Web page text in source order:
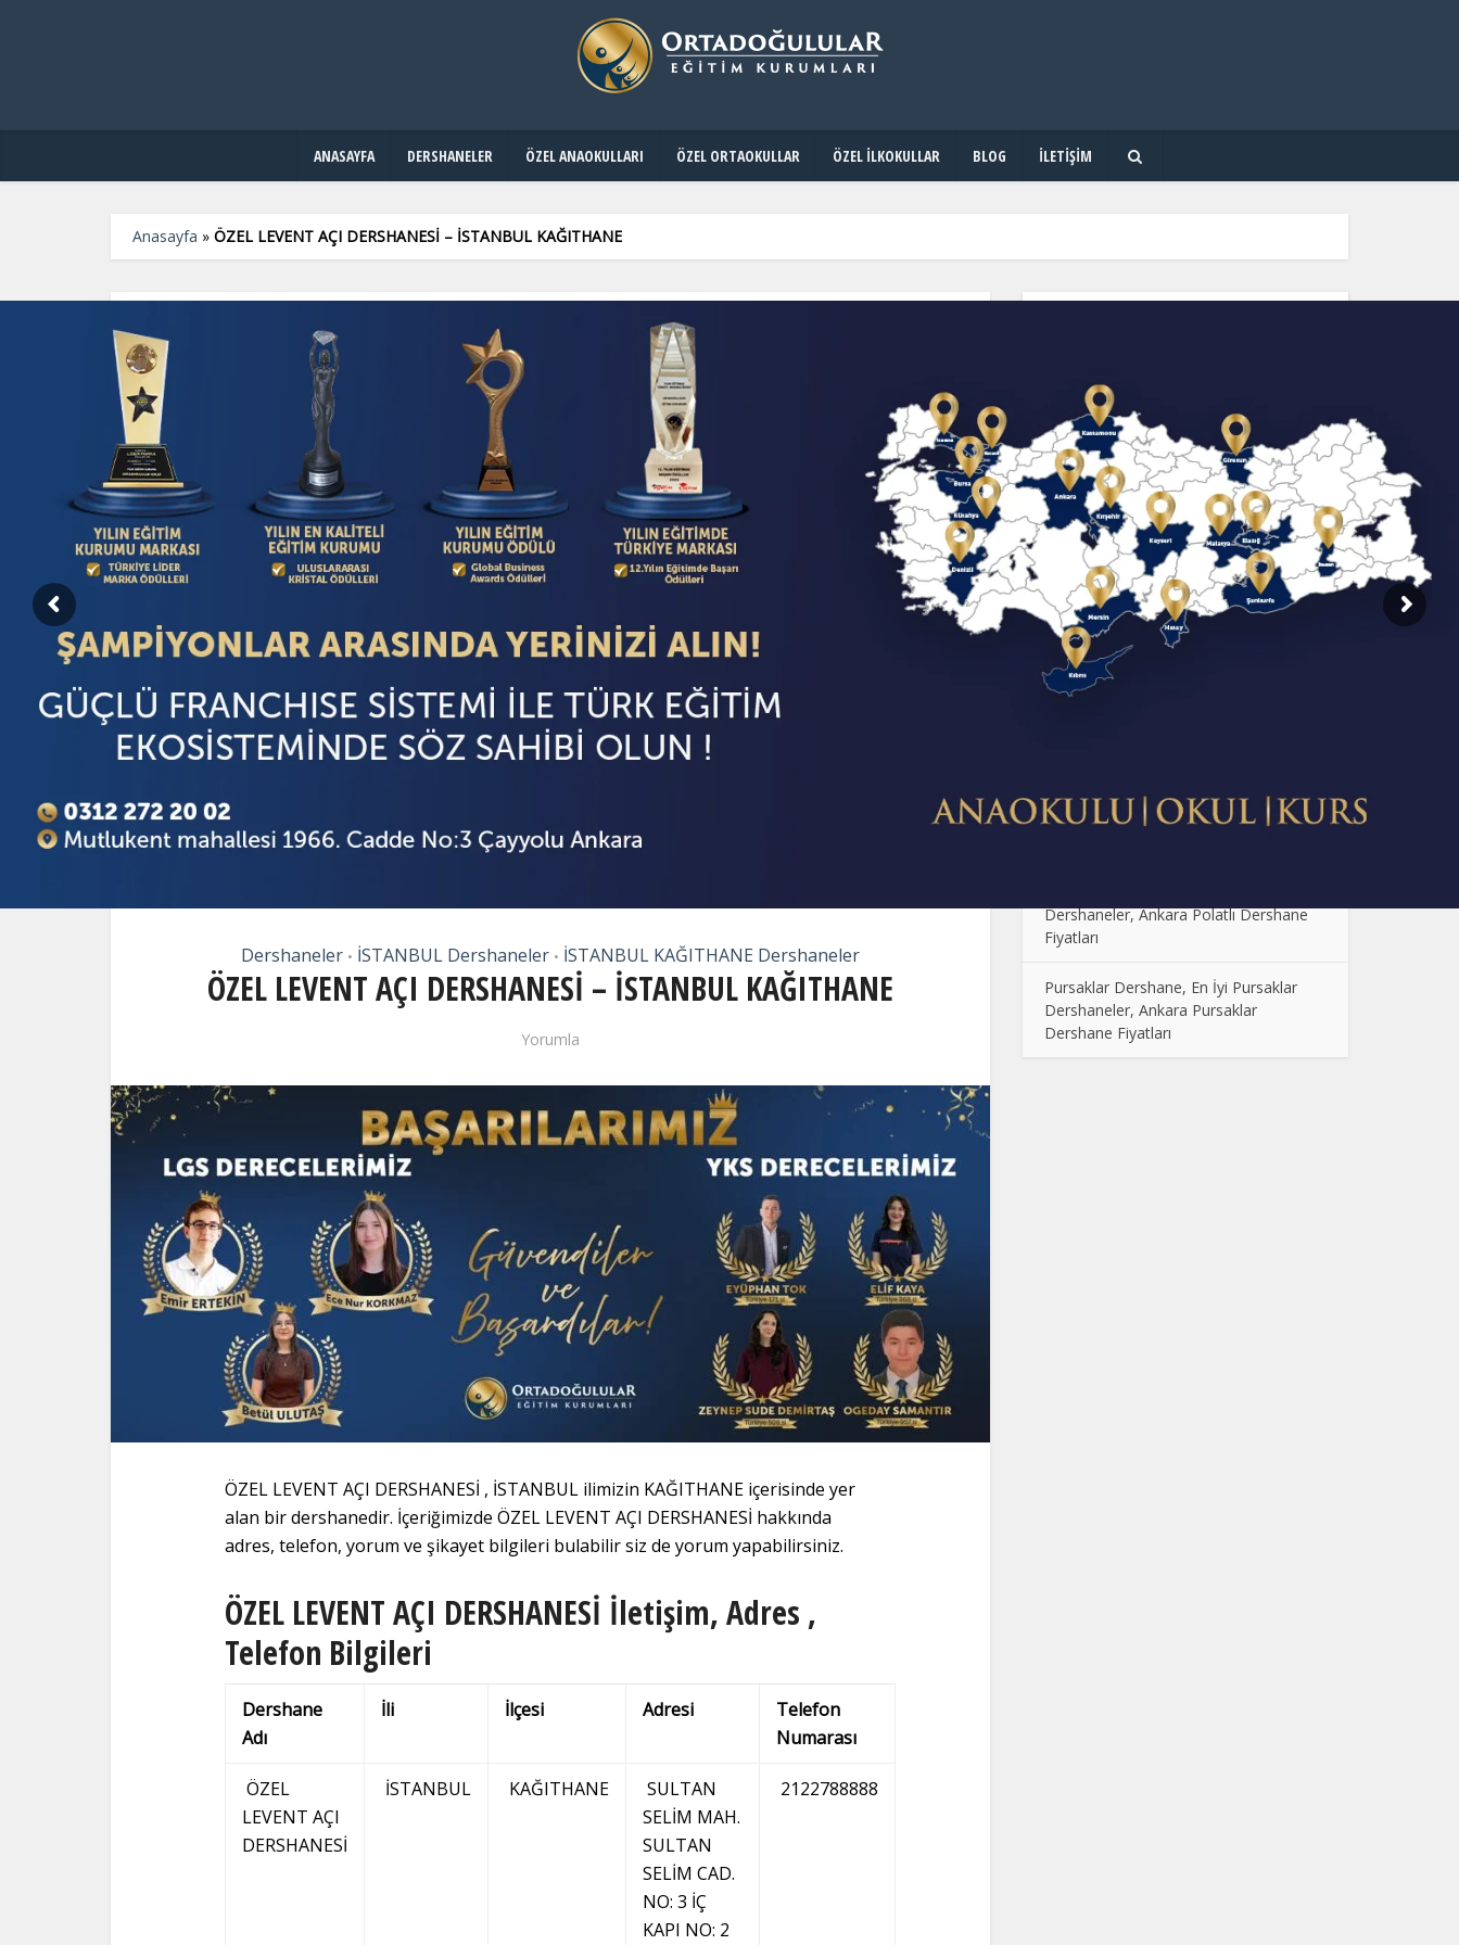
ANASAYFA DERSHANELER ÖZEL ANAOKULLARI ÖZEL ORTAOKULLAR ÖZEL İLKOKULLAR BLOG İLETIŞIM
Anasayfa » ÖZEL LEVENT AÇI DERSHANESİ – İSTANBUL KAĞITHANE
Dershaneler • İSTANBUL Dershaneler • İSTANBUL KAĞITHANE Dershaneler
ÖZEL LEVENT AÇI DERSHANESİ – İSTANBUL KAĞITHANE
Yorumla
ÖZEL LEVENT AÇI DERSHANESİ , İSTANBUL ilimizin KAĞITHANE içerisinde yer
alan bir dershanedir. İçeriğimizde ÖZEL LEVENT AÇI DERSHANESİ hakkında
adres, telefon, yorum ve şikayet bilgileri bulabilir siz de yorum yapabilirsiniz.
ÖZEL LEVENT AÇI DERSHANESİ İletişim, Adres ,
Telefon Bilgileri
Dershane
Adı
İli İlçesi Adresi
Telefon
Numarası
ÖZEL
LEVENT AÇI
DERSHANESİ
İSTANBUL KAĞITHANE
SULTAN
SELİM MAH.
SULTAN
SELİM CAD.
NO: 3 İÇ
KAPI NO: 2
2122788888
SON EKLENENLER
Dershane Fiyatlarının Farklı Olmasının
Sebebi Nedir?
Çocuklarda Sosyal Becerilerin
Geliştirilmesi: Oyun ve Etkinlik Önerileri
Anaokulunda Günlük Rutinler: Çocukların
Kolej Seçimi Yaparken Dikkat Edilmesi
Dershaneler, Ankara Polatlı Dershane
Fiyatları
Pursaklar Dershane, En İyi Pursaklar
Dershaneler, Ankara Pursaklar
Dershane Fiyatları